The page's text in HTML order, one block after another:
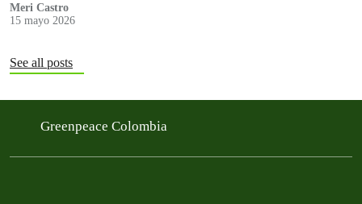
Meri Castro
15 mayo 2026
See all posts
Greenpeace Colombia